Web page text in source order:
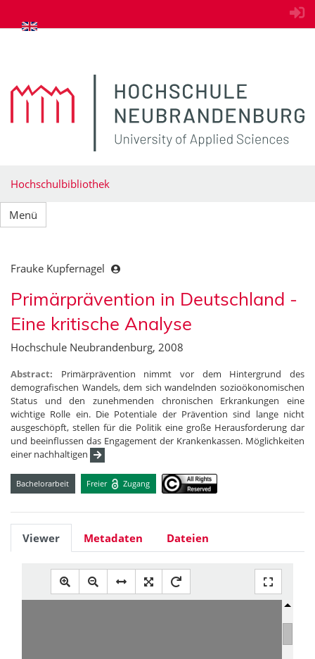
zum Inhalt springen
Hochschulbibliothek
Menü
Frauke Kupfernagel
Primärprävention in Deutschland -
Eine kritische Analyse
Hochschule Neubrandenburg, 2008
Abstract: Primärprävention nimmt vor dem Hintergrund des
demografischen Wandels, dem sich wandelnden sozioökonomischen
Status und den zunehmenden chronischen Erkrankungen eine
wichtige Rolle ein. Die Potentiale der Prävention sind lange nicht
ausgeschöpft, stellen für die Politik eine große Herausforderung dar
und beeinflussen das Engagement der Krankenkassen. Möglichkeiten
einer nachhaltigen
Bachelorarbeit Freier Zugang
Viewer Metadaten Dateien